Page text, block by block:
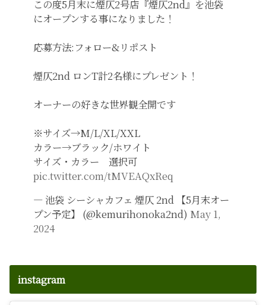
この度5月末に煙仄2号店『煙仄2nd』を池袋
にオープンする事になりました！
応募方法:フォロー&リポスト
煙仄2nd ロンT計2名様にプレゼント！
オーナーの好きな世界観全開です
※サイズ→M/L/XL/XXL
カラー→ブラック/ホワイト
サイズ・カラー 選択可
pic.twitter.com/tMVEAQxReq
— 池袋 シーシャカフェ 煙仄 2nd 【5月末オー
プン予定】 (@kemurihonoka2nd) May 1,
2024
instagram